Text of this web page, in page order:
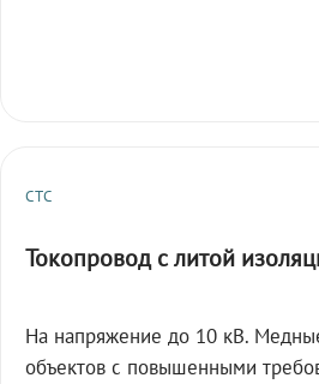
СТС
Токопровод с литой
На напряжение до 10 кВ.
объектов с повышенными